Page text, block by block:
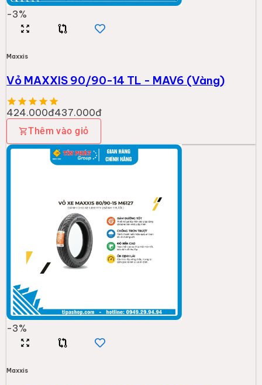
-3%
Maxxis
Vỏ MAXXIS 90/90-14 TL - MAV6 (Vàng)
424.000đ437.000đ
Thêm vào giỏ
-3%
Maxxis